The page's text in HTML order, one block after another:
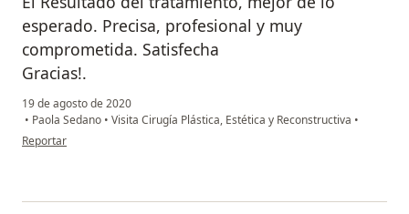
esperado. Precisa, profesional y muy
comprometida. Satisfecha
Gracias!.
19 de agosto de 2020
• Paola Sedano • Visita Cirugía Plástica, Estética y Reconstructiva •
en opinión del usuario Pilar
Reportar